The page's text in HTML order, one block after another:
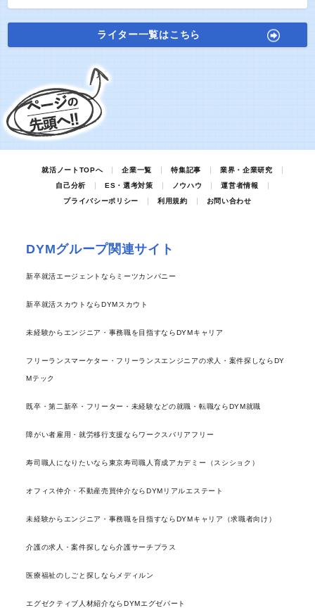
ライター一覧はこちら
就活ノートTOPへ 企業一覧 特集記事
業界・企業研究
自己分析
ES・選考対策 ノウハウ
運営者情報
プライバシーポリシー
利用規約 お問い合わせ
DYMグループ関連サイト
新卒就活エージェントならミーツカンパニー
新卒就活スカウトならDYMスカウト
未経験からエンジニア・事務職を目指すならDYMキャリア
フリーランスマーケター・フリーランスエンジニアの求人・案件探しならDY
Mテック
既卒・第二新卒・フリーター・未経験などの就職・転職ならDYM就職
障がい者雇用・就労移行支援ならワークスバリアフリー
寿司職人になりたいなら東京寿司職人育成アカデミー（スシショク）
オフィス仲介・不動産売買仲介ならDYMリアルエステート
未経験からエンジニア・事務職を目指すならDYMキャリア（求職者向け）
介護の求人・案件探しなら介護サーチプラス
医療福祉のしごと探しならメディルン
エグゼクティブ人材紹介ならDYMエグゼパート